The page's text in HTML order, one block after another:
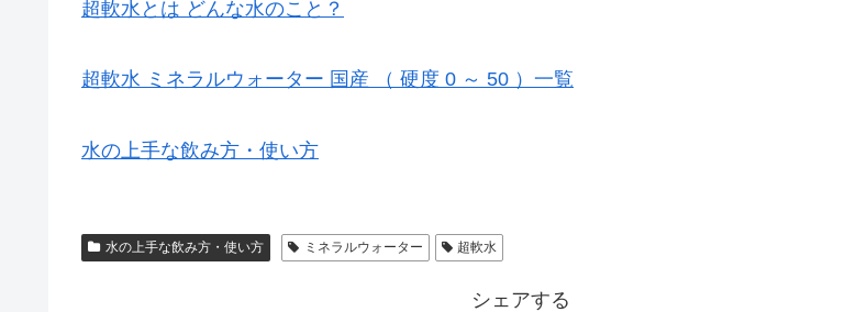
超軟水とは どんな水のこと？
超軟水 ミネラルウォーター 国産 （ 硬度 0 ～ 50 ）一覧
水の上手な飲み方・使い方
水の上手な飲み方・使い方 ミネラルウォーター 超軟水
シェアする